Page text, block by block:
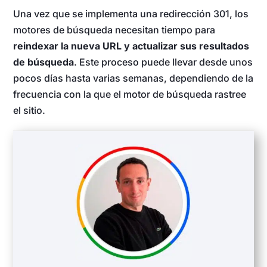
Una vez que se implementa una redirección 301, los
motores de búsqueda necesitan tiempo para
reindexar la nueva URL y actualizar sus resultados
de búsqueda. Este proceso puede llevar desde unos
pocos días hasta varias semanas, dependiendo de la
frecuencia con la que el motor de búsqueda rastree
el sitio.